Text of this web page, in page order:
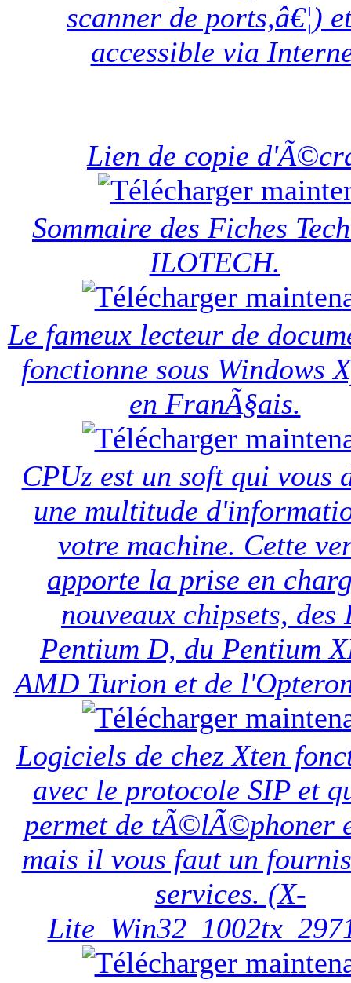
scanner de ports,â€¦)
accessible via
Lien de copie
Sommaire des Fiches
ILOTECH.
Le fameux lecteur de
fonctionne sous Windows
en FranÃ§ais.
CPUz est un soft qui vous
une multitude
votre machine. Cette
apporte la prise en
nouveaux chipsets, des
Pentium D, du Pentium
AMD Turion et de
Logiciels de chez Xten
avec le protocole SIP et
permet de tÃ©lÃ©phoner
mais il vous faut un
services. (X-